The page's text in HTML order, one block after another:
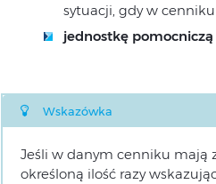
sytuacji, gdy w
jednostkę pomocniczą
Wskazówka
Jeśli w danym cenniku mają
określoną ilość razy